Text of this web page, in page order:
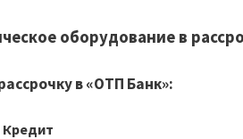
оборудование в
в«ОТП Банк»:
Кредит